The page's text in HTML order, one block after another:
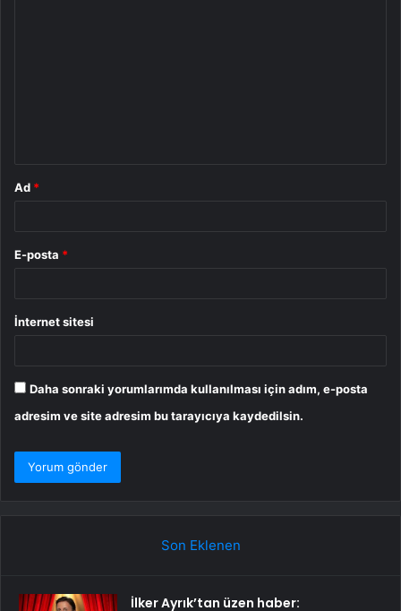
Ad *
E-posta *
İnternet sitesi
Daha sonraki yorumlarımda kullanılması için adım, e-posta
adresim ve site adresim bu tarayıcıya kaydedilsin.
Son Eklenen
İlker Ayrık’tan üzen haber: